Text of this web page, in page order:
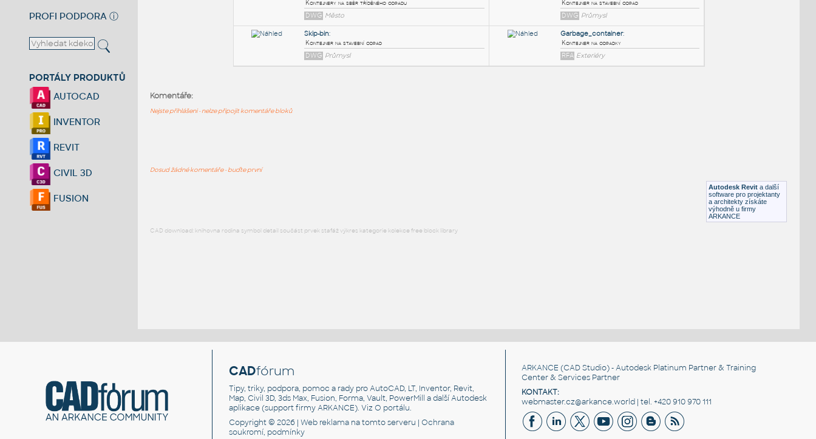
PROFI PODPORA ⓘ
PORTÁLY PRODUKTŮ
AUTOCAD
INVENTOR
REVIT
CIVIL 3D
FUSION
Exteriéry
Autodesk Revit a další
software pro projektanty
a architekty získáte
výhodně u firmy
ARKANCE
Komentáře:
Nejste přihlášeni - nelze připojit komentáře bloků
Dosud žádné komentáře - buďte první
CAD download: knihovna rodina symbol detail součást prvek stafáž výkres kategorie kolekce free block library
CADfórum
Tipy, triky, podpora, pomoc a rady pro AutoCAD, LT, Inventor, Revit,
Map, Civil 3D, 3ds Max, Fusion, Forma, Vault, PowerMill a další Autodesk
aplikace (support firmy ARKANCE). VizO portálu.
Copyright © 2026 |Web reklama na tomto serveru |Ochrana
soukromí, podmínky
ARKANCE (CAD Studio) - Autodesk Platinum Partner & Training
Center & Services Partner
KONTAKT:
webmaster.cz@arkance.world | tel. +420 910 970 111